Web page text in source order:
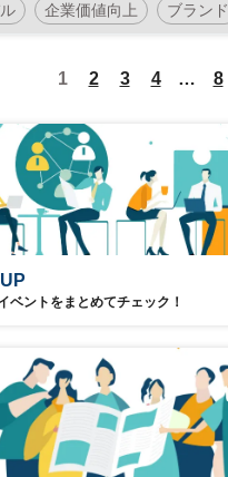
企業価値向上 ブランド
1 2 3 4 … 8
ベントをまとめてチェック！